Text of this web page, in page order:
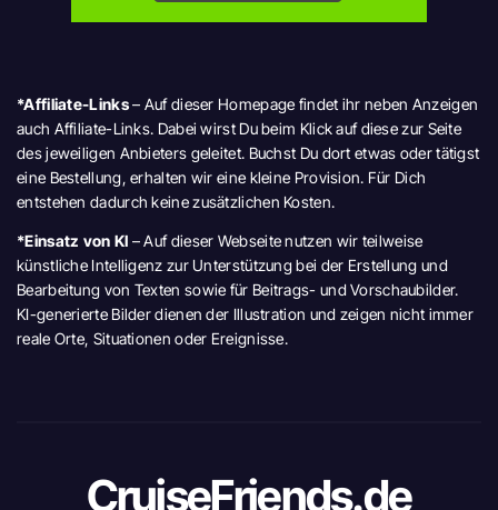
*Affiliate-Links– Auf dieser Homepage findet ihr neben Anzeigen
auch Affiliate-Links. Dabei wirst Du beim Klick auf diese zur Seite
des jeweiligen Anbieters geleitet. Buchst Du dort etwas oder tätigst
eine Bestellung, erhalten wir eine kleine Provision. Für Dich
entstehen dadurch keine zusätzlichen Kosten.
*Einsatz von KI – Auf dieser Webseite nutzen wir teilweise
künstliche Intelligenz zur Unterstützung bei der Erstellung und
Bearbeitung von Texten sowie für Beitrags- und Vorschaubilder.
KI-generierte Bilder dienen der Illustration und zeigen nicht immer
reale Orte, Situationen oder Ereignisse.
CruiseFriends.de